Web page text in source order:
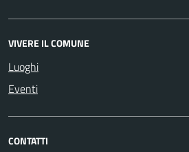
VIVERE IL COMUNE
Luoghi
Eventi
CONTATTI